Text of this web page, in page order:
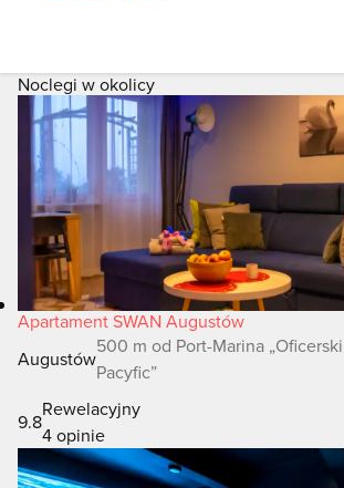
Noclegi w okolicy
Apartament SWAN Augustów
Augustów
500 m od Port-Marina
Pacyfic”
9.8
Rewelacyjny
4 opinie